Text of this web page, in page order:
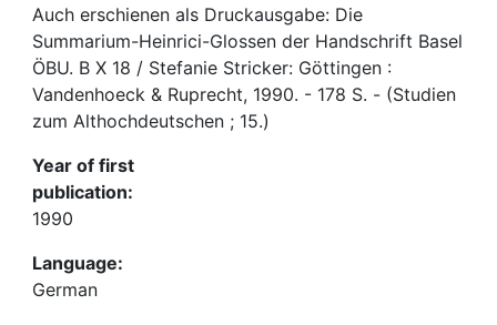
Auch erschienen als Druckausgabe: Die
Summarium-Heinrici-Glossen der Handschrift Basel
ÖBU. B X 18 / Stefanie Stricker: Göttingen :
Vandenhoeck & Ruprecht, 1990. - 178 S. - (Studien
zum Althochdeutschen ; 15.)
Year of first
publication:
1990
Language:
German